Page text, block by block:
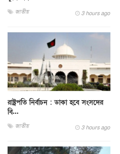
জাতীয় 3 hours ago
রাষ্ট্রপতি নির্বাচন : ডাকা হবে সংসদের
বি...
জাতীয় 3 hours ago